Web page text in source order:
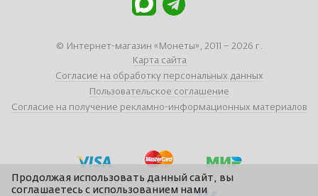
© Интернет-магазин «Монеты», 2011 – 2026 г.
Карта сайта
Согласие на обработку персональных данных
Пользовательское соглашение
Согласие на получение рекламно-информационных материалов
Продолжая использовать данный сайт, вы
соглашаетесь с использованием нами